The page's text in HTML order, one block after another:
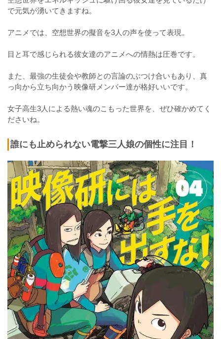
で元気が湧いてきますね。
アニメでは、空想世界の擬音を3人の声を使って表現。
目と耳で感じられる彼女達のアニメへの情熱は圧巻です。
また、最強の生徒会や教師との言論のぶつけ合いもあり、真
っ向から立ち向かう映像研メンバー達が格好いいです。
女子高生3人による熱い魂のこもった世界を、ぜひ確かめてく
ださいね。
誰にも止められない電撃三人娘の個性に注目！